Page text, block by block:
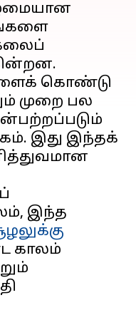
கொண்டு
முறை பல
இது இந்தக்
இந்த
காலம்